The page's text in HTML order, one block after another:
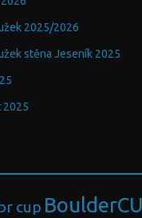
2025/2026
stěna Jeseník 2025
2025
cup